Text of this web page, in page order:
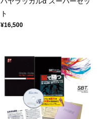
ト
¥16,500